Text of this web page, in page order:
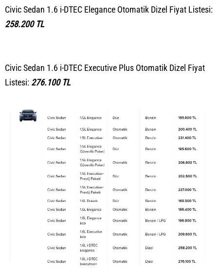
Civic Sedan 1.6 i-DTEC Elegance Otomatik Dizel Fiyat Listesi:
258.200 TL
Civic Sedan 1.6 i-DTEC Executive Plus Otomatik Dizel Fiyat
Listesi: 276.100 TL